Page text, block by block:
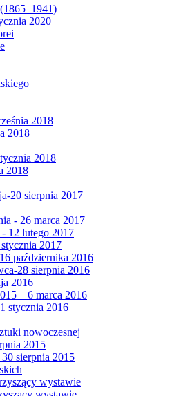
2020
2018
2018
2018
2018
20 sierpnia 2017
- 26 marca 2017
12 lutego 2017
2017
października 2016
28 sierpnia 2016
2016
– 6 marca 2016
stycznia 2016
nowoczesnej
2015
sierpnia 2015
wystawie